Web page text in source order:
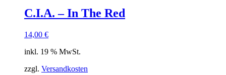
C.I.A. – In The Red
14,00 €
inkl. 19 % MwSt.
zzgl. Versandkosten